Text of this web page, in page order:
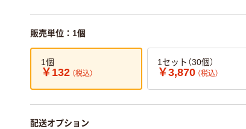
販売単位：1個
1個
￥132 （税込）
1セット（30個）
￥3,870 （税込）
配送オプション